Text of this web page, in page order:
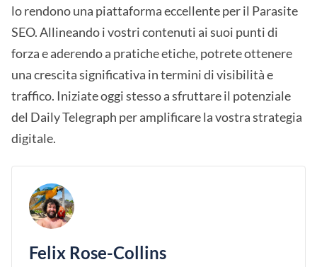
lo rendono una piattaforma eccellente per il Parasite
SEO. Allineando i vostri contenuti ai suoi punti di
forza e aderendo a pratiche etiche, potrete ottenere
una crescita significativa in termini di visibilità e
traffico. Iniziate oggi stesso a sfruttare il potenziale
del Daily Telegraph per amplificare la vostra strategia
digitale.
Felix Rose-Collins